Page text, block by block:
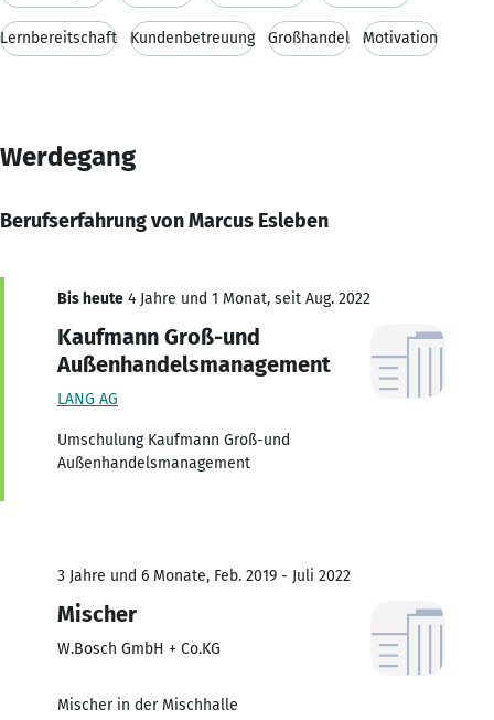
Lernbereitschaft Kundenbetreuung Großhandel Motivation
Werdegang
Berufserfahrung von Marcus Esleben
Bis heute 4 Jahre und 1 Monat, seit Aug. 2022
Kaufmann Groß-und
Außenhandelsmanagement
LANG AG
Umschulung Kaufmann Groß-und
Außenhandelsmanagement
3 Jahre und 6 Monate, Feb. 2019 - Juli 2022
Mischer
W.Bosch GmbH + Co.KG
Mischer in der Mischhalle